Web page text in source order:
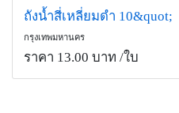
ถังน้ำสี่เหลี่ยมดำ 10&quot;
กรุงเทพมหานคร
ราคา 13.00 บาท /ใบ